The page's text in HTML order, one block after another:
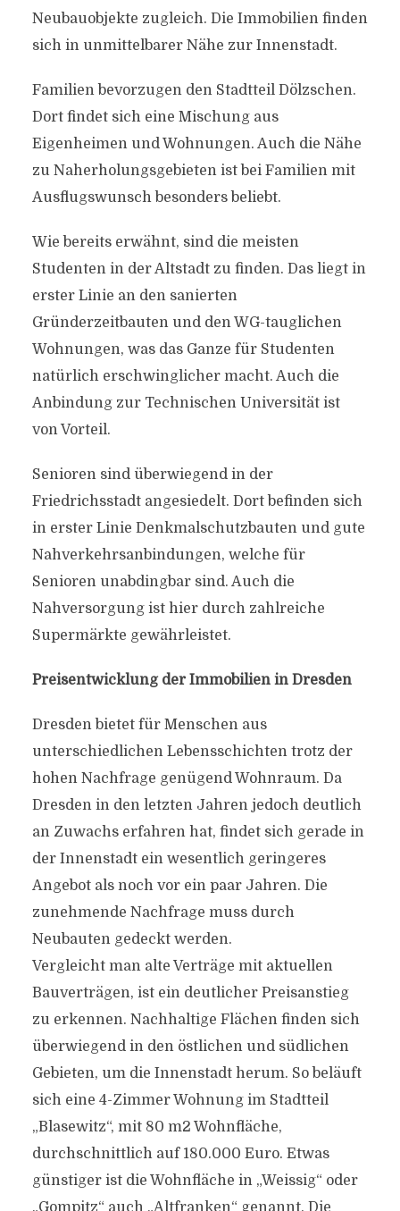
Neubauobjekte zugleich. Die Immobilien finden
sich in unmittelbarer Nähe zur Innenstadt.
Familien bevorzugen den Stadtteil Dölzschen.
Dort findet sich eine Mischung aus
Eigenheimen und Wohnungen. Auch die Nähe
zu Naherholungsgebieten ist bei Familien mit
Ausflugswunsch besonders beliebt.
Wie bereits erwähnt, sind die meisten
Studenten in der Altstadt zu finden. Das liegt in
erster Linie an den sanierten
Gründerzeitbauten und den WG-tauglichen
Wohnungen, was das Ganze für Studenten
natürlich erschwinglicher macht. Auch die
Anbindung zur Technischen Universität ist
von Vorteil.
Senioren sind überwiegend in der
Friedrichsstadt angesiedelt. Dort befinden sich
in erster Linie Denkmalschutzbauten und gute
Nahverkehrsanbindungen, welche für
Senioren unabdingbar sind. Auch die
Nahversorgung ist hier durch zahlreiche
Supermärkte gewährleistet.
Preisentwicklung der Immobilien in Dresden
Dresden bietet für Menschen aus
unterschiedlichen Lebensschichten trotz der
hohen Nachfrage genügend Wohnraum. Da
Dresden in den letzten Jahren jedoch deutlich
an Zuwachs erfahren hat, findet sich gerade in
der Innenstadt ein wesentlich geringeres
Angebot als noch vor ein paar Jahren. Die
zunehmende Nachfrage muss durch
Neubauten gedeckt werden.
Vergleicht man alte Verträge mit aktuellen
Bauverträgen, ist ein deutlicher Preisanstieg
zu erkennen. Nachhaltige Flächen finden sich
überwiegend in den östlichen und südlichen
Gebieten, um die Innenstadt herum. So beläuft
sich eine 4-Zimmer Wohnung im Stadtteil
„Blasewitz“, mit 80 m2 Wohnfläche,
durchschnittlich auf 180.000 Euro. Etwas
günstiger ist die Wohnfläche in „Weissig“ oder
„Gompitz“ auch „Altfranken“ genannt. Die